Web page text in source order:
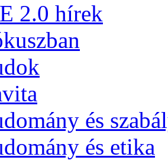
2.0 hírek
és
és etika